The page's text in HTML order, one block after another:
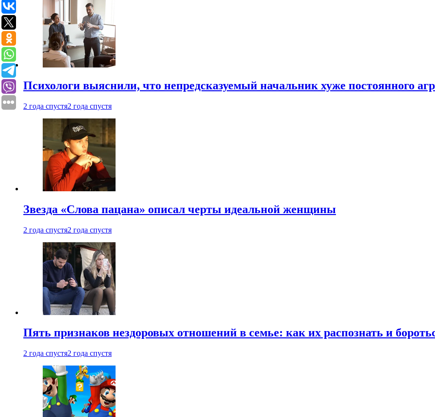
Психологи выяснили, что непредсказуемый начальник хуже постоянного
2 года спустя2 года спустя
Звезда «Слова пацана» описал черты идеальной женщины
2 года спустя2 года спустя
Пять признаков нездоровых отношений в семье: как их распознать и
2 года спустя2 года спустя